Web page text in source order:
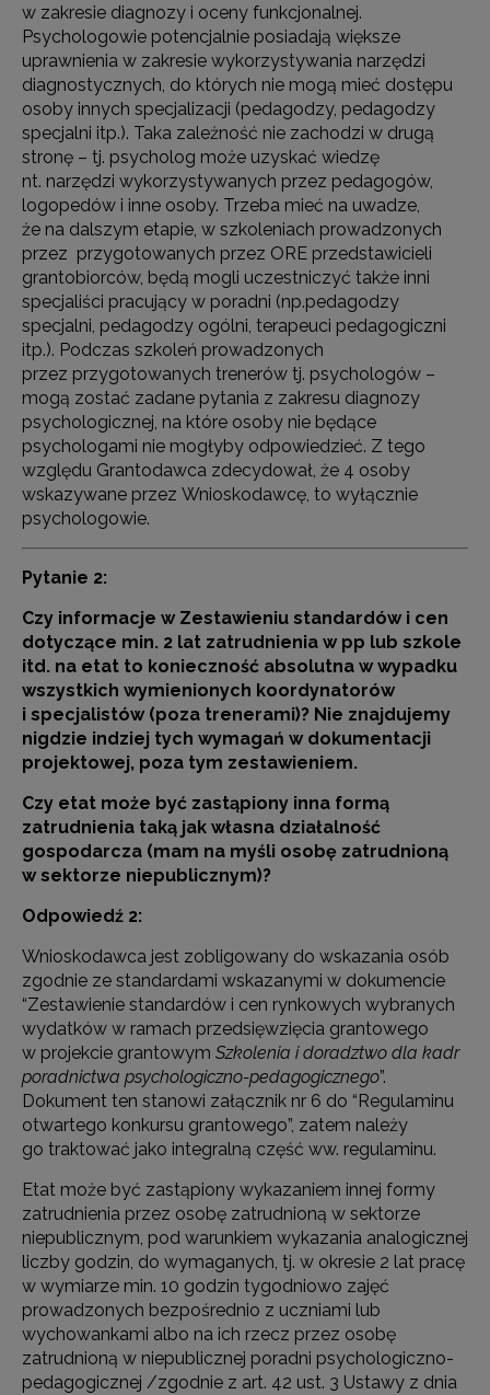
w zakresie diagnozy i oceny funkcjonalnej.
Psychologowie potencjalnie posiadają większe
uprawnienia w zakresie wykorzystywania narzędzi
diagnostycznych, do których nie mogą mieć dostępu
osoby innych specjalizacji (pedagodzy, pedagodzy
specjalni itp.). Taka zależność nie zachodzi w drugą
stronę – tj. psycholog może uzyskać wiedzę
nt. narzędzi wykorzystywanych przez pedagogów,
logopedów i inne osoby. Trzeba mieć na uwadze,
że na dalszym etapie, w szkoleniach prowadzonych
przez przygotowanych przez ORE przedstawicieli
grantobiorców, będą mogli uczestniczyć także inni
specjaliści pracujący w poradni (np.pedagodzy
specjalni, pedagodzy ogólni, terapeuci pedagogiczni
itp.). Podczas szkoleń prowadzonych
przez przygotowanych trenerów tj. psychologów –
mogą zostać zadane pytania z zakresu diagnozy
psychologicznej, na które osoby nie będące
psychologami nie mogłyby odpowiedzieć. Z tego
względu Grantodawca zdecydował, że 4 osoby
wskazywane przez Wnioskodawcę, to wyłącznie
psychologowie.
Pytanie 2:
Czy informacje w Zestawieniu standardów i cen
dotyczące min. 2 lat zatrudnienia w pp lub szkole
itd. na etat to konieczność absolutna w wypadku
wszystkich wymienionych koordynatorów
i specjalistów (poza trenerami)? Nie znajdujemy
nigdzie indziej tych wymagań w dokumentacji
projektowej, poza tym zestawieniem.
Czy etat może być zastąpiony inna formą
zatrudnienia taką jak własna działalność
gospodarcza (mam na myśli osobę zatrudnioną
w sektorze niepublicznym)?
Odpowiedź 2:
Wnioskodawca jest zobligowany do wskazania osób
zgodnie ze standardami wskazanymi w dokumencie
“Zestawienie standardów i cen rynkowych wybranych
wydatków w ramach przedsięwzięcia grantowego
w projekcie grantowym Szkolenia i doradztwo dla kadr
poradnictwa psychologiczno-pedagogicznego”.
Dokument ten stanowi załącznik nr 6 do “Regulaminu
otwartego konkursu grantowego”, zatem należy
go traktować jako integralną część ww. regulaminu.
Etat może być zastąpiony wykazaniem innej formy
zatrudnienia przez osobę zatrudnioną w sektorze
niepublicznym, pod warunkiem wykazania analogicznej
liczby godzin, do wymaganych, tj. w okresie 2 lat pracę
w wymiarze min. 10 godzin tygodniowo zajęć
prowadzonych bezpośrednio z uczniami lub
wychowankami albo na ich rzecz przez osobę
zatrudnioną w niepublicznej poradni psychologiczno-
pedagogicznej /zgodnie z art. 42 ust. 3 Ustawy z dnia